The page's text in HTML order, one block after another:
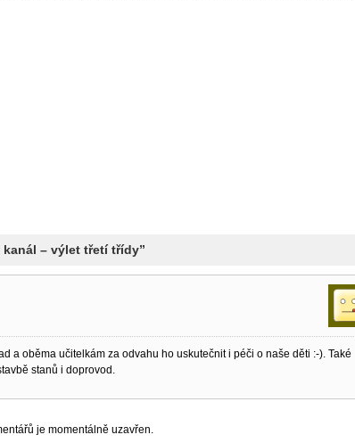
– výlet třetí třídy”
a oběma učitelkám za odvahu ho uskutečnit i péči o naše děti :-). Také
stanů i doprovod.
je momentálně uzavřen.